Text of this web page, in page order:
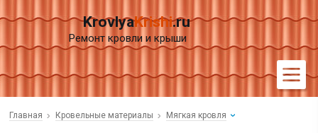
KrovlyaKrishi.ru
Ремонт кровли и крыши
Главная Кровельные материалы Мягкая кровля